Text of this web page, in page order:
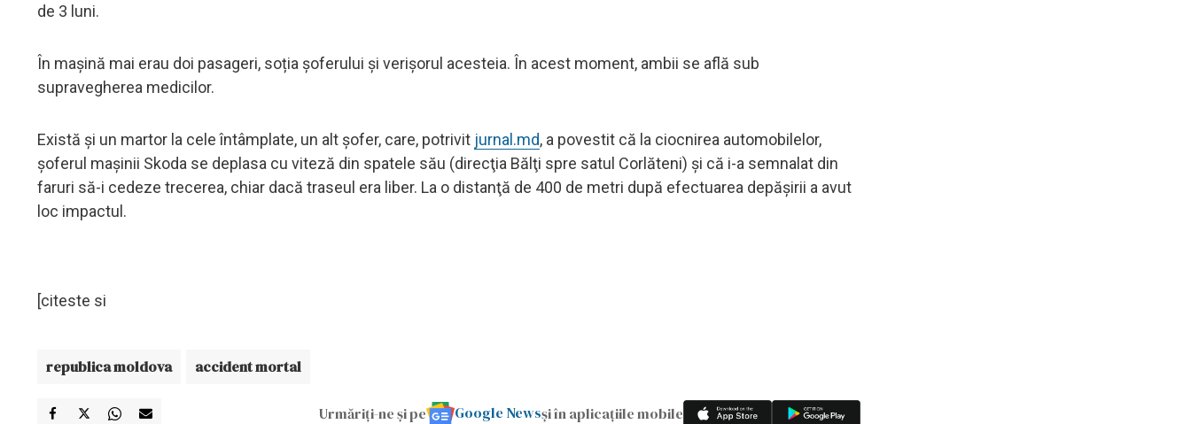
de 3 luni.
În mașină mai erau doi pasageri, soția șoferului și verișorul acesteia. În acest moment, ambii se află sub
supravegherea medicilor.
Există și un martor la cele întâmplate, un alt șofer, care, potrivit jurnal.md, a povestit că la ciocnirea automobilelor,
șoferul mașinii Skoda se deplasa cu viteză din spatele său (direcţia Bălţi spre satul Corlăteni) și că i-a semnalat din
faruri să-i cedeze trecerea, chiar dacă traseul era liber. La o distanţă de 400 de metri după efectuarea depăşirii a avut
loc impactul.
[citeste si
republica moldova accident mortal
Urmăriți-ne și pe Google Newsși în aplicațiile mobile